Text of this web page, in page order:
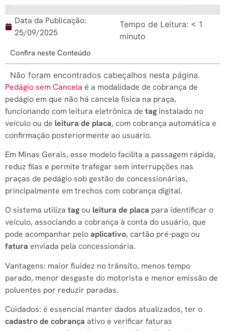
Data da Publicação:
25/09/2025
Tempo de Leitura: < 1
minuto
Confira neste Conteúdo
Não foram encontrados cabeçalhos nesta página.
Pedágio sem Cancela é a modalidade de cobrança de
pedágio em que não há cancela física na praça,
funcionando com leitura eletrônica de tag instalado no
veículo ou de leitura de placa, com cobrança automática e
confirmação posteriormente ao usuário.
Em Minas Gerais, esse modelo facilita a passagem rápida,
reduz filas e permite trafegar sem interrupções nas
praças de pedágio sob gestão de concessionárias,
principalmente em trechos com cobrança digital.
O sistema utiliza tagou leitura de placa para identificar o
veículo, associando a cobrança à conta do usuário, que
pode acompanhar peloaplicativo, cartão pré-pago ou
fatura enviada pela concessionária.
Vantagens: maior fluidez no trânsito, menos tempo
parado, menor desgaste do motorista e menor emissão de
poluentes por reduzir paradas.
Cuidados: é essencial manter dados atualizados, ter o
cadastro de cobrança ativo e verificar faturas